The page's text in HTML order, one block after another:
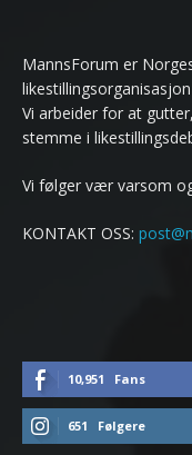
MannsForum er
Vi arbeider for at
stemme i
Vi følger vær varsom
KONTAKT OSS:
10,951 Fans
651 Følgere